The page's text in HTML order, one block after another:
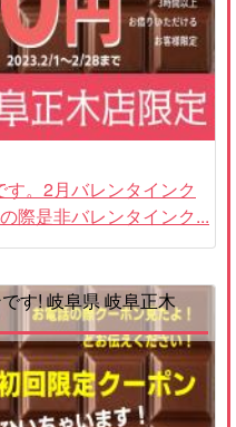
。2月バレンタインク
際是非バレンタインク...
す! 岐阜県 岐阜正木